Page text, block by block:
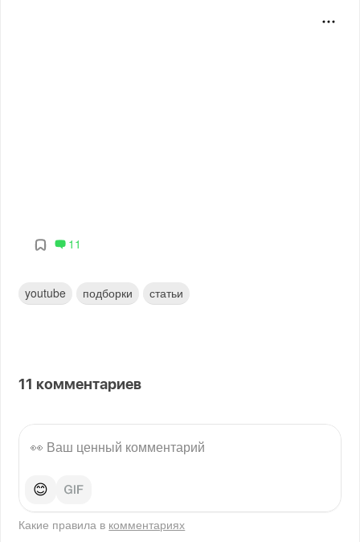
11
youtube подборки статьи
11 комментариев
😊
Какие правила в комментариях